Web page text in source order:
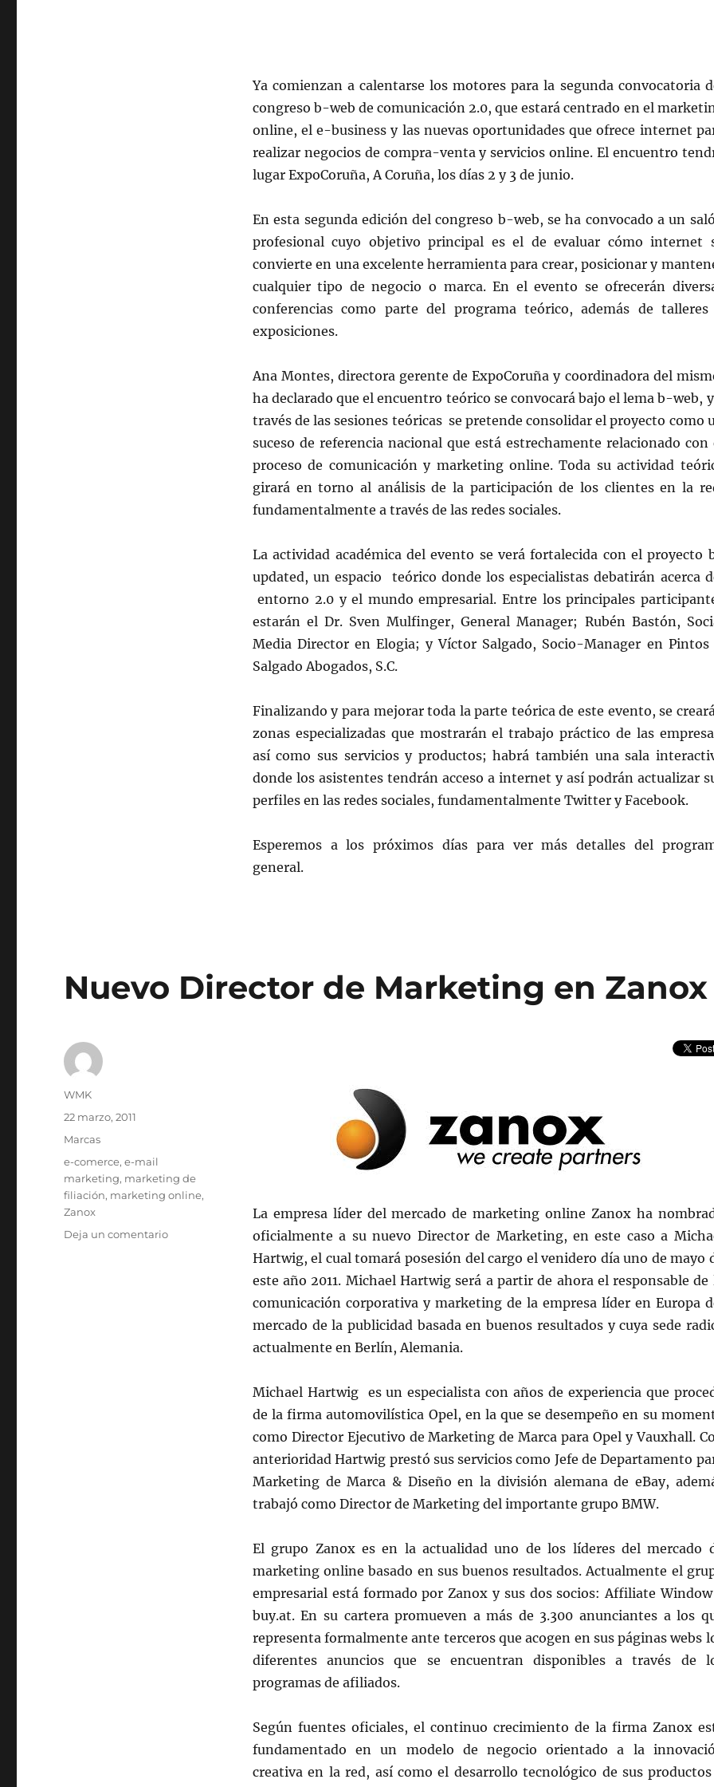
Ya comienzan a calentarse los motores para la segunda convocatoria
congreso b-web de comunicación 2.0, que estará centrado en el
online, el e-business y las nuevas oportunidades que ofrece internet
realizar negocios de compra-venta y servicios online. El encuentro
lugar ExpoCoruña, A Coruña, los días 2 y 3 de junio.
En esta segunda edición del congreso b-web, se ha convocado a un
profesional cuyo objetivo principal es el de evaluar cómo internet
convierte en una excelente herramienta para crear, posicionar y
cualquier tipo de negocio o marca. En el evento se ofrecerán
conferencias como parte del programa teórico, además de
exposiciones.
Ana Montes, directora gerente de ExpoCoruña y coordinadora del
ha declarado que el encuentro teórico se convocará bajo el lema b-web,
través de las sesiones teóricas se pretende consolidar el proyecto como
suceso de referencia nacional que está estrechamente relacionado con
proceso de comunicación y marketing online. Toda su actividad
girará en torno al análisis de la participación de los clientes en la
fundamentalmente a través de las redes sociales.
La actividad académica del evento se verá fortalecida con el proyecto
updated, un espacio teórico donde los especialistas debatirán acerca
entorno 2.0 y el mundo empresarial. Entre los principales
estarán el Dr. Sven Mulfinger, General Manager; Rubén Bastón,
Media Director en Elogia; y Víctor Salgado, Socio-Manager en Pintos
Salgado Abogados, S.C.
Finalizando y para mejorar toda la parte teórica de este evento, se
zonas especializadas que mostrarán el trabajo práctico de las
así como sus servicios y productos; habrá también una sala
donde los asistentes tendrán acceso a internet y así podrán actualizar
perfiles en las redes sociales, fundamentalmente Twitter y Facebook.
Esperemos a los próximos días para ver más detalles del
general.
Nuevo Director de Marketing en Zanox
La empresa líder del mercado de marketing online Zanox ha
oficialmente a su nuevo Director de Marketing, en este caso a
Hartwig, el cual tomará posesión del cargo el venidero día uno de mayo
este año 2011. Michael Hartwig será a partir de ahora el responsable de
comunicación corporativa y marketing de la empresa líder en Europa
mercado de la publicidad basada en buenos resultados y cuya sede
actualmente en Berlín, Alemania.
Michael Hartwig es un especialista con años de experiencia que
de la firma automovilística Opel, en la que se desempeño en su
como Director Ejecutivo de Marketing de Marca para Opel y Vauxhall.
anterioridad Hartwig prestó sus servicios como Jefe de Departamento
Marketing de Marca & Diseño en la división alemana de eBay,
trabajó como Director de Marketing del importante grupo BMW.
El grupo Zanox es en la actualidad uno de los líderes del mercado
marketing online basado en sus buenos resultados. Actualmente el
empresarial está formado por Zanox y sus dos socios: Affiliate
buy.at. En su cartera promueven a más de 3.300 anunciantes a los
representa formalmente ante terceros que acogen en sus páginas webs
diferentes anuncios que se encuentran disponibles a través de
programas de afiliados.
Según fuentes oficiales, el continuo crecimiento de la firma Zanox
fundamentado en un modelo de negocio orientado a la
creativa en la red, así como el desarrollo tecnológico de sus
Autor
WMK
Publicado
22 marzo, 2011
Categorías
Marcas
Etiquetas
e-comerce,e-mail
marketing, marketing de
filiación, marketing online,
Zanox
Deja un comentarioen